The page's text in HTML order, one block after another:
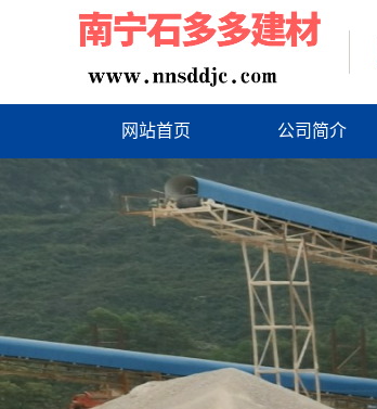
网站首页 公司简介